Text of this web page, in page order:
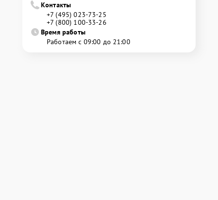
Контакты
+7 (495) 023-73-25
+7 (800) 100-33-26
Время работы
Работаем с 09:00 до 21:00